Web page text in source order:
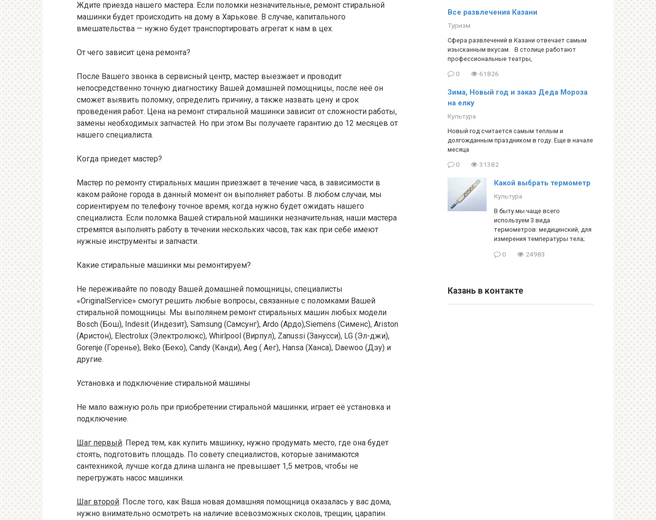
Ждите приезда нашего мастера. Если поломки незначительные, ремонт стиральной
машинки будет происходить на дому в Харькове. В случае, капитального
вмешательства — нужно будет транспортировать агрегат к нам в цех.
От чего зависит цена ремонта?
После Вашего звонка в сервисный центр, мастер выезжает и проводит
непосредственно точную диагностику Вашей домашней помощницы, после неё он
сможет выявить поломку, определить причину, а также назвать цену и срок
проведения работ. Цена на ремонт стиральной машинки зависит от сложности работы,
замены необходимых запчастей. Но при этом Вы получаете гарантию до 12 месяцев от
нашего специалиста.
Когда приедет мастер?
Мастер по ремонту стиральных машин приезжает в течение часа, в зависимости в
каком районе города в данный момент он выполняет работы. В любом случаи, мы
сориентируем по телефону точное время, когда нужно будет ожидать нашего
специалиста. Если поломка Вашей стиральной машинки незначительная, наши мастера
стремятся выполнять работу в течении нескольких часов, так как при себе имеют
нужные инструменты и запчасти.
Какие стиральные машинки мы ремонтируем?
Не переживайте по поводу Вашей домашней помощницы, специалисты
«OriginalService» смогут решить любые вопросы, связанные с поломками Вашей
стиральной помощницы. Мы выполянем ремонт стиральных машин любых модели
Bosch (Бош), Indesit (Индезит), Samsung (Самсунг), Ardo (Ардо),Siemens (Сименс), Ariston
(Аристон), Electrolux (Электролюкс), Whirlpool (Вирпул), Zanussi (Занусси), LG (Эл-джи),
Gorenje (Горенье), Beko (Беко), Candy (Канди), Аеg ( Aeг), Hansa (Ханса), Daewoo (Дэу) и
другие.
Установка и подключение стиральной машины
Не мало важную роль при приобретении стиральной машинки, играет её установка и
подключение.
Шаг первый. Перед тем, как купить машинку, нужно продумать место, где она будет
стоять, подготовить площадь. По совету специалистов, которые занимаются
сантехникой, лучше когда длина шланга не превышает 1,5 метров, чтобы не
перегружать насос машинки.
Шаг второй. После того, как Ваша новая домашняя помощница оказалась у вас дома,
нужно внимательно осмотреть на наличие всевозможных сколов, трещин, царапин.
Все развлечения Казани
Туризм
Сфера развлечений в Казани отвечает самым
изысканным вкусам. В столице работают
профессиональные театры,
0 61826
Зима, Новый год и заказ Деда Мороза
на елку
Культура
Новый год считается самым теплым и
долгожданным праздником в году. Еще в начале
месяца
0 31382
Какой выбрать термометр
Культура
В быту мы чаще всего
используем 3 вида
термометров: медицинский, для
измерения температуры тела;
0 24983
Казань в контакте